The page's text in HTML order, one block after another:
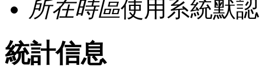
所在時區使用系統默認
統計信息